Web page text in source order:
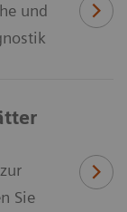
und
Sie